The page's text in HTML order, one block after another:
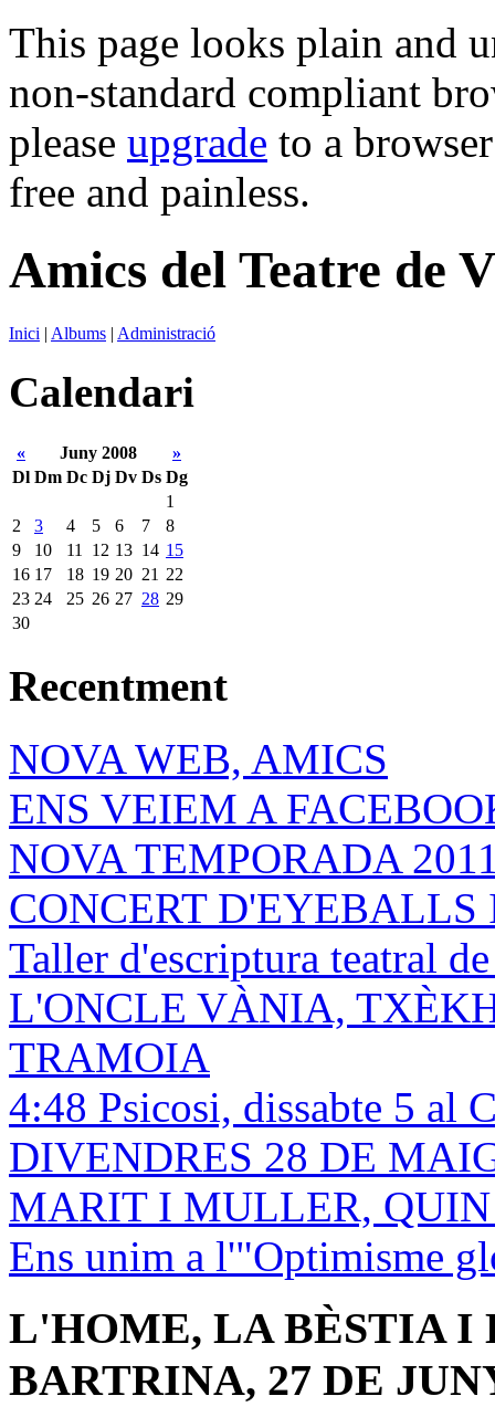
This page looks plain and
non-standard compliant
please upgrade to a
free and painless.
Amics del Teatre de
Inici | Albums | Administració
Calendari
« Juny 2008
»
Dl Dm Dc Dj Dv Ds Dg
1
2
3 4 5 6 7
8
9
10 11 12 13 14 15
16 17 18 19 20 21 22
23 24 25 26 27 28 29
30
Recentment
NOVA WEB, AMICS
ENS VEIEM A
NOVA TEMPORADA
CONCERT D'EYEBALLS
Taller d'escriptura teatral
L'ONCLE VÀNIA,
TRAMOIA
4:48 Psicosi, dissabte 5 al
DIVENDRES 28 DE
MARIT I MULLER,
Ens unim a l'"Optimisme
L'HOME, LA BÈSTIA I
BARTRINA, 27 DE